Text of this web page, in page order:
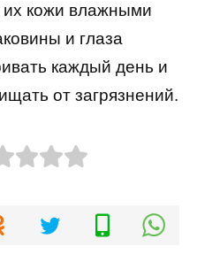
их кожи влажными
и глаза
каждый день и
от загрязнений.